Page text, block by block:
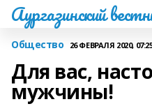
Аургазинский
Общество 26 ФЕВРАЛЯ 2020,
Для вас,
мужчины!